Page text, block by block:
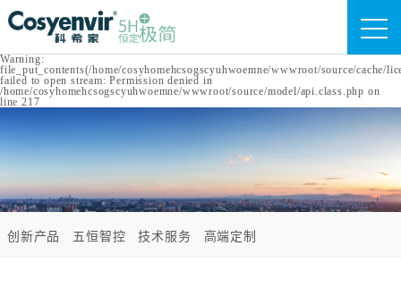
Warning:
file_put_contents(/home/cosyhomehcsogscyuhwoemne/wwwroot/source/cache/
failed to open stream: Permission denied in
/home/cosyhomehcsogscyuhwoemne/wwwroot/source/model/api.class.php on
line 217
创新产品 五恒智控 技术服务 高端定制